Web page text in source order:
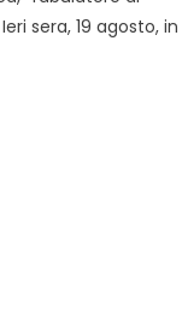
sera, 19 agosto, in